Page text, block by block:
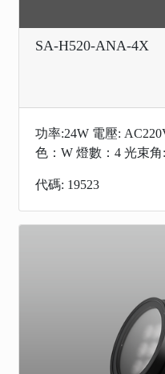
SA-H520-ANA-4X
功率:24W 電壓:
色：W 燈數：4 光束角
代碼: 19523